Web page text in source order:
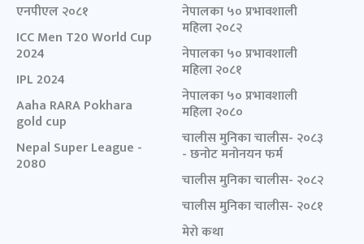
एनपीएल २०८१
ICC Men T20 World Cup
2024
IPL 2024
Aaha RARA Pokhara
gold cup
Nepal Super League -
2080
नेपालका ५० प्रभावशाली
महिला २०८२
नेपालका ५० प्रभावशाली
महिला २०८१
नेपालका ५० प्रभावशाली
महिला २०८०
चालीस मुनिका चालीस- २०८३
- छनोट मनोनयन फर्म
चालीस मुनिका चालीस- २०८२
चालीस मुनिका चालीस- २०८१
मेरो कथा